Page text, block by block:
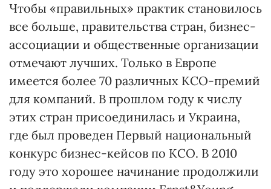
Чтобы «правильных» практик становилось
все больше, правительства стран, бизнес-
ассоциации и общественные организации
отмечают лучших. Только в Европе
имеется более 70 различных КСО-премий
для компаний. В прошлом году к числу
этих стран присоединилась и Украина,
где был проведен Первый национальный
конкурс бизнес-кейсов по КСО. В 2010
году это хорошее начинание продолжили